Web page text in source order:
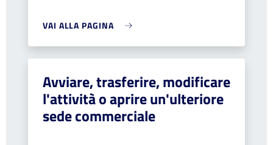
VAI ALLA PAGINA
Avviare, trasferire, modificare
l'attività o aprire un'ulteriore
sede commerciale